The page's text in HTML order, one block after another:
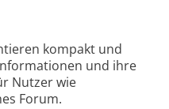
kompakt und
und ihre
Nutzer wie
Forum.